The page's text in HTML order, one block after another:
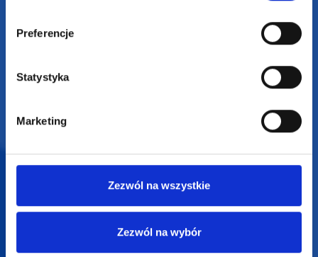
Preferencje
Statystyka
Marketing
Zezwól na wszystkie
Zezwól na wybór
2025 SUPERGADŻET.com © Wszelkie prawa zastrzeżone /